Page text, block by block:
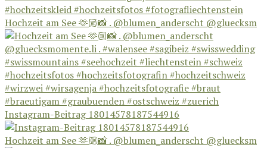
Hochzeit am See 🫶🏼📸 . @blumen_anderscht @gluecksm
Instagram-Beitrag 18014578187544916
Hochzeit am See 🫶🏼📸 . @blumen_anderscht @gluecksm